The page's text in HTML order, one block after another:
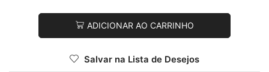
ADICIONAR AO CARRINHO
Salvar na Lista de Desejos